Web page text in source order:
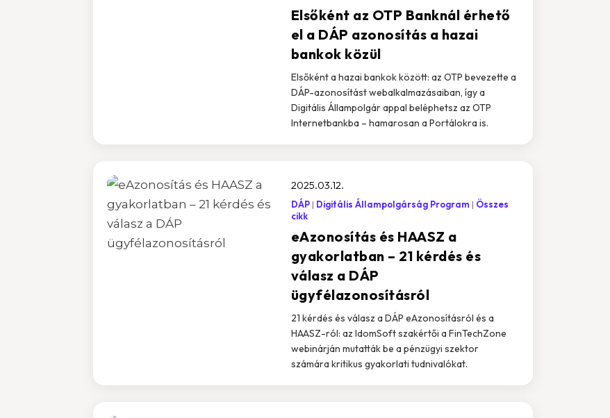
Elsőként az OTP Banknál érhető
el a DÁP azonosítás a hazai
bankok közül
Elsőként a hazai bankok között: az OTP bevezette a
DÁP-azonosítást webalkalmazásaiban, így a
Digitális Állampolgár appal beléphetsz az OTP
Internetbankba – hamarosan a Portálokra is.
eAzonosítás és HAASZ a
gyakorlatban – 21 kérdés és
válasz a DÁP
ügyfélazonosításról
2025.03.12.
DÁP Digitális Állampolgárság Program
Összes
cikk
21 kérdés és válasz a DÁP eAzonosításról és a
HAASZ-ról: az IdomSoft szakértői a FinTechZone
webinárján mutatták be a pénzügyi szektor
számára kritikus gyakorlati tudnivalókat.